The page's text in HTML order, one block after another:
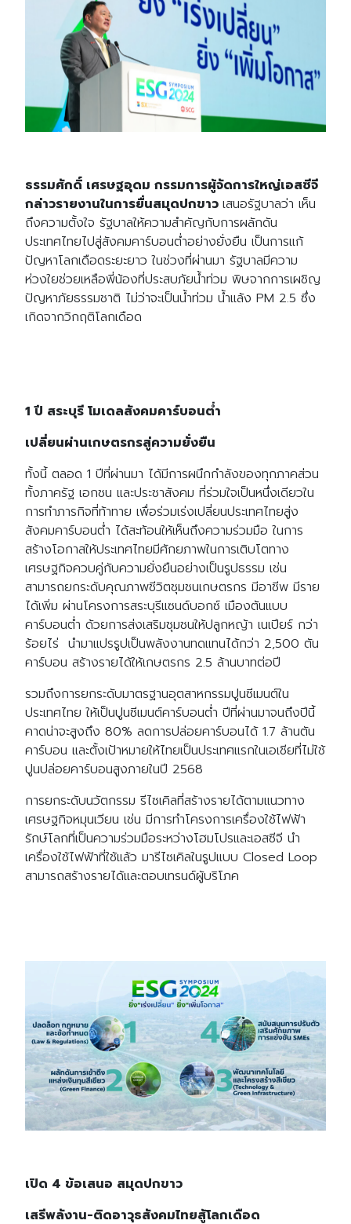
ธรรมศักดิ์ เศรษฐอุดม กรรมการผู้จัดการใหญ่เอสซีจี
กล่าวรายงานในการยื่นสมุดปกขาว เสนอรัฐบาลว่า เห็น
ถึงความตั้งใจ รัฐบาลให้ความสำคัญกับการผลักดัน
ประเทศไทยไปสู่สังคมคาร์บอนต่ำอย่างยั่งยืน เป็นการแก้
ปัญหาโลกเดือดระยะยาว ในช่วงที่ผ่านมา รัฐบาลมีความ
ห่วงใยช่วยเหลือพี่น้องที่ประสบภัยน้ำท่วม พิษจากการเผชิญ
ปัญหาภัยธรรมชาติ ไม่ว่าจะเป็นน้ำท่วม น้ำแล้ง PM 2.5 ซึ่ง
เกิดจากวิกฤติโลกเดือด
1 ปี สระบุรี โมเดลสังคมคาร์บอนต่ำ
เปลี่ยนผ่านเกษตรกรสู่ความยั่งยืน
ทั้งนี้ ตลอด 1 ปีที่ผ่านมา ได้มีการผนึกกำลังของทุกภาคส่วน
ทั้งภาครัฐ เอกชน และประชาสังคม ที่ร่วมใจเป็นหนึ่งเดียวใน
การทำภารกิจที่ท้าทาย เพื่อร่วมเร่งเปลี่ยนประเทศไทยสู่ง
สังคมคาร์บอนต่ำ ได้สะท้อนให้เห็นถึงความร่วมมือ ในการ
สร้างโอกาสให้ประเทศไทยมีศักยภาพในการเติบโตทาง
เศรษฐกิจควบคู่กับความยั่งยืนอย่างเป็นรูปธรรม เช่น
สามารถยกระดับคุณภาพชีวิตชุมชนเกษตรกร มีอาชีพ มีราย
ได้เพิ่ม ผ่านโครงการสระบุรีแซนด์บอกซ์ เมืองต้นแบบ
คาร์บอนต่ำ ด้วยการส่งเสริมชุมชนให้ปลูกหญ้า เนเปียร์ กว่า
ร้อยไร่ นำมาแปรรูปเป็นพลังงานทดแทนได้กว่า 2,500 ตัน
คาร์บอน สร้างรายได้ให้เกษตรกร 2.5 ล้านบาทต่อปี
รวมถึงการยกระดับมาตรฐานอุตสาหกรรมปูนซีเมนต์ใน
ประเทศไทย ให้เป็นปูนซีเมนต์คาร์บอนต่ำ ปีที่ผ่านมาจนถึงปีนี้
คาดน่าจะสูงถึง 80% ลดการปล่อยคาร์บอนได้ 1.7 ล้านตัน
คาร์บอน และตั้งเป้าหมายให้ไทยเป็นประเทศแรกในเอเชียที่ไม่ใช้
ปูนปล่อยคาร์บอนสูงภายในปี 2568
การยกระดับนวัตกรรม รีไซเคิลที่สร้างรายได้ตามแนวทาง
เศรษฐกิจหมุนเวียน เช่น มีการทำโครงการเครื่องใช้ไฟฟ้า
รักษ์โลกที่เป็นความร่วมมือระหว่างโฮมโปรและเอสซีจี นำ
เครื่องใช้ไฟฟ้าที่ใช้แล้ว มารีไซเคิลในรูปแบบ Closed Loop
สามารถสร้างรายได้และตอบเทรนด์ผู้บริโภค
เปิด 4 ข้อเสนอ สมุดปกขาว
เสรีพลังาน-ติดอาวุธสังคมไทยสู้โลกเดือด